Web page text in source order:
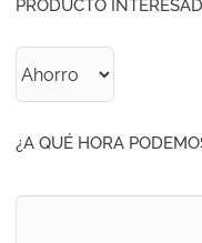
PRODUCTO
¿A QUÉ HORA